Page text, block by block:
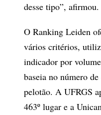
desse tipo”, afirmou.
O Ranking Leiden
vários critérios,
indicador por
baseia no número
pelotão. A UFRGS
463º lugar e a